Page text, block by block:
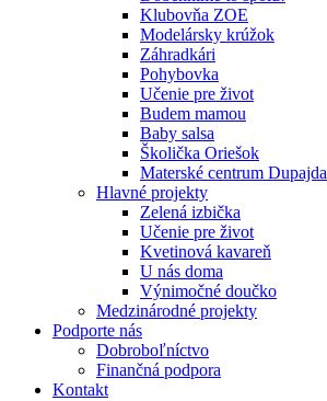
Klubovňa ZOE
Modelársky krúžok
Záhradkári
Pohybovka
Učenie pre život
Budem mamou
Baby salsa
Školička Oriešok
Materské centrum Dupajda
Hlavné projekty
Zelená izbička
Učenie pre život
Kvetinová kavareň
U nás doma
Výnimočné doučko
Medzinárodné projekty
Podporte nás
Dobroboľníctvo
Finančná podpora
Kontakt